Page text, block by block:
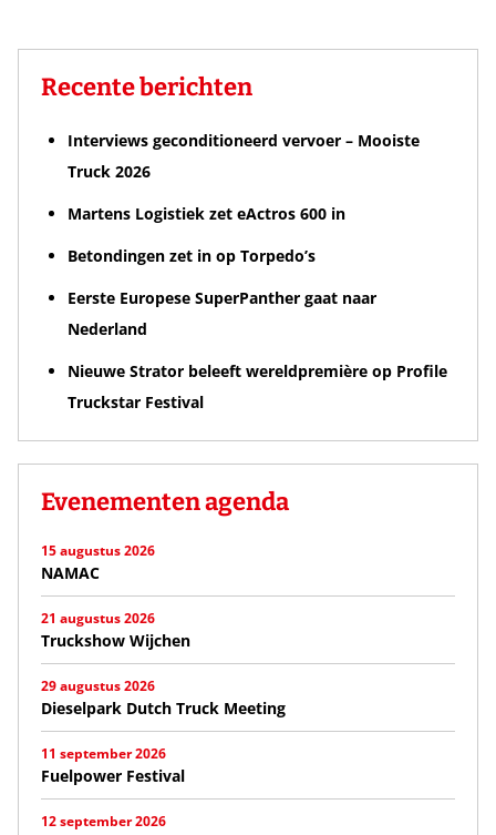
Recente berichten
Interviews geconditioneerd vervoer – Mooiste
Truck 2026
Martens Logistiek zet eActros 600 in
Betondingen zet in op Torpedo’s
Eerste Europese SuperPanther gaat naar
Nederland
Nieuwe Strator beleeft wereldpremière op Profile
Truckstar Festival
Evenementen agenda
15 augustus 2026
NAMAC
21 augustus 2026
Truckshow Wijchen
29 augustus 2026
Dieselpark Dutch Truck Meeting
11 september 2026
Fuelpower Festival
12 september 2026